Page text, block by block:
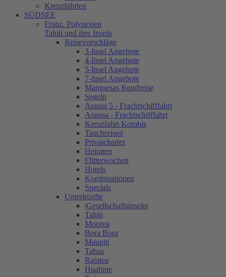
Kreuzfahrten
SÜDSEE
Franz. Polynesien
Tahiti und ihre Inseln
Reisevorschläge
3-Insel Angebote
4-Insel Angebote
5-Insel Angebote
7-Insel Angebote
Marquesas Rundreise
Segeln
Aranui 5 - Frachtschifffahrt
Aranoa - Frachtschifffahrt
Kreuzfahrt Kombis
Tauchreisen
Privatcharter
Heiraten
Flitterwochen
Hotels
Kombinationen
Specials
Unterkünfte
|Gesellschaftsinseln|
Tahiti
Moorea
Bora Bora
Maupiti
Tahaa
Raiatea
Huahine